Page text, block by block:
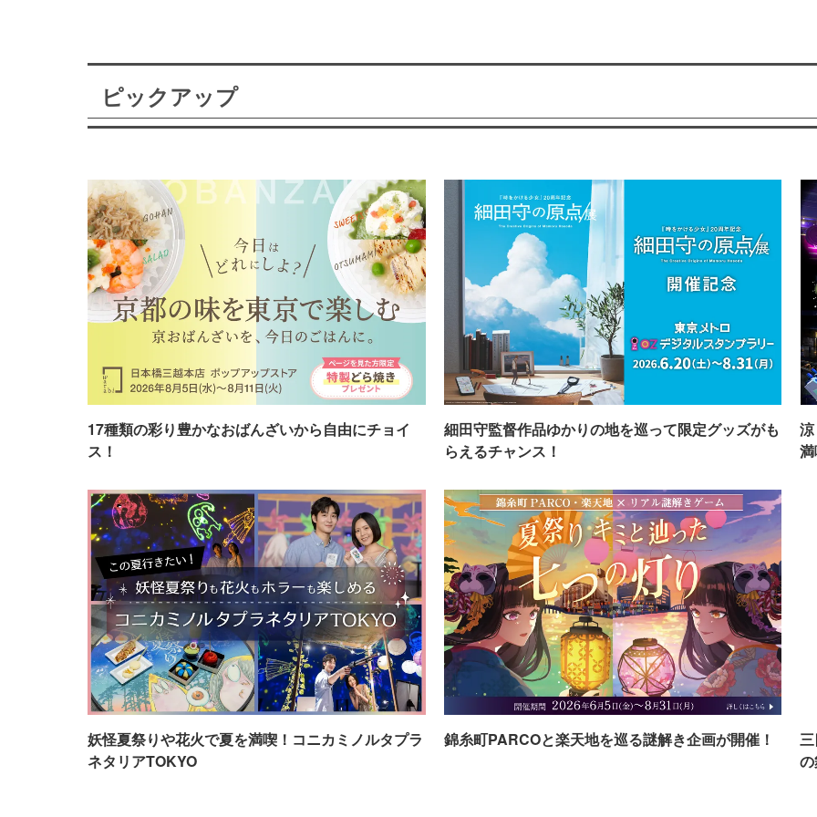
ピックアップ
17種類の彩り豊かなおばんざいから自由にチョイ
ス！
細田守監督作品ゆかりの地を巡って限定グッズがも
らえるチャンス！
妖怪夏祭りや花火で夏を満喫！コニカミノルタプラ
ネタリアTOKYO
錦糸町PARCOと楽天地を巡る謎解き企画が開催！